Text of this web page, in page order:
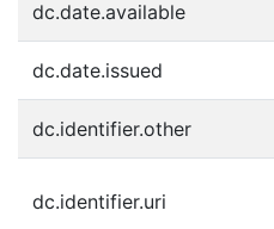
dc.date.available
dc.date.issued
dc.identifier.other
dc.identifier.uri